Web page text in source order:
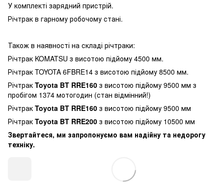
У комплекті зарядний пристрій.
Річтрак в гарному робочому стані.
Також в наявності на складі річтраки:
Річтрак KOMATSU з висотою підйому 4500 мм.
Річтрак TOYOTA 6FBRE14 з висотою підйому 8500 мм.
Річтрак Toyota BT RRE160 з висотою підйому 9500 мм з
пробігом 1374 мотогодин (стан відмінний!)
Річтрак Toyota BT RRE160 з висотою підйому 9500 мм
Річтрак Toyota BT RRE200 з висотою підйому 10500 мм
Звертайтеся, ми запропонуємо вам надійну та недорогу
техніку.